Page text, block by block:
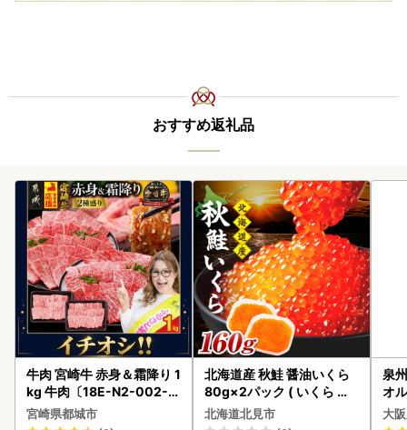
おすすめ返礼品
牛肉 宮崎牛 赤身＆霜降り 1
kg 牛肉〔18E-N2-002-1
kg-S4A6-CF〕
宮崎県都城市
北海道産 秋鮭 醤油いくら
80g×2パック ( いくら イ
クラ 魚卵 鮭 サケ さけ 鮭い
くら 醤油漬け パック 北海
北海道北見市
泉
オ
大